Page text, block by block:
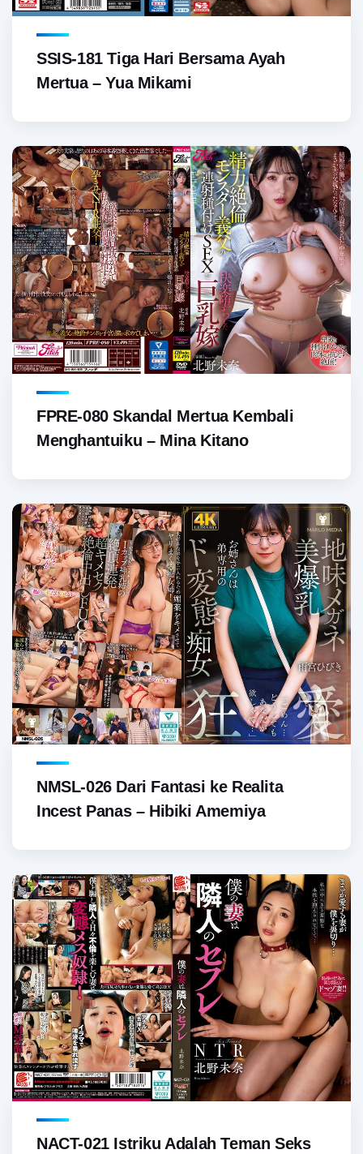
SSIS-181 Tiga Hari Bersama Ayah
Mertua – Yua Mikami
FPRE-080 Skandal Mertua Kembali
Menghantuiku – Mina Kitano
NMSL-026 Dari Fantasi ke Realita
Incest Panas – Hibiki Amemiya
NACT-021 Istriku Adalah Teman Seks